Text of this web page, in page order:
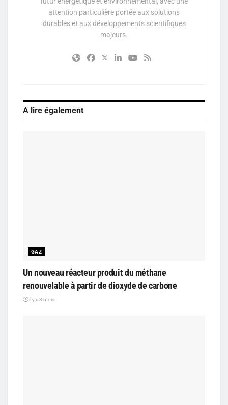
attention particulière portée aux solutions
durables et aux développements scientifiques
majeurs.
A lire également
GAZ
Un nouveau réacteur produit du méthane
renouvelable à partir de dioxyde de carbone
il y a 3 mois